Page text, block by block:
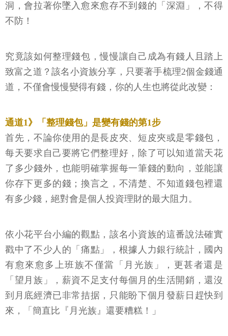
洞，會拉著你墜入愈來愈存不到錢的「深淵」，不得
不防！
究竟該如何整理錢包，慢慢讓自己成為有錢人且踏上
致富之道？該名小資族分享，只要著手梳理2個金錢通
道，不僅會慢慢變得有錢，你的人生也將從此改變：
通道1》「整理錢包」是變有錢的第1步
首先，不論你使用的是長皮夾、短皮夾或是零錢包，
每天要求自己要將它們整理好，除了可以知道當天花
了多少錢外，也能明確掌握每一筆錢的動向，並能讓
你存下更多的錢；換言之，不清楚、不知道錢包裡還
有多少錢，絕對會是個人投資理財的最大阻力。
依小花平台小編的觀點，該名小資族的這番說法確實
戳中了不少人的「痛點」，根據人力銀行統計，國內
有愈來愈多上班族不僅當「月光族」，更甚者還是
「望月族」，薪資不足支付每個月的生活開銷，還沒
到月底經濟已非常拮据，只能盼下個月發薪日趕快到
來，「簡直比『月光族』還要糟糕！」